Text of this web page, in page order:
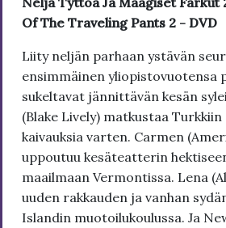
Of The Traveling Pants 2 - DVD
Liity neljän parhaan ystävän
ensimmäinen yliopistovuotensa
sukeltavat jännittävän kesän
(Blake Lively) matkustaa
kaivauksia varten. Carmen
uppoutuu kesäteatterin
maailmaan Vermontissa. Lena
uuden rakkauden ja vanhan
Islandin muotoilukoulussa. Ja